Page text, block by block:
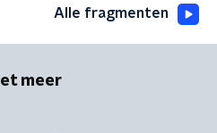
Alle fragmenten
meer